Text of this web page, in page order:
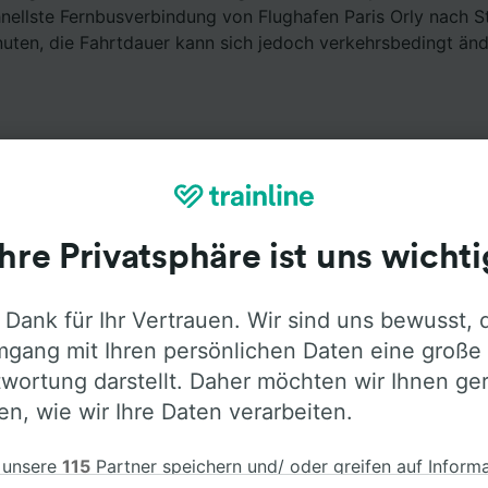
Fernbusverbindung von Flughafen Paris Orly nach
die Fahrtdauer kann sich jedoch verkehrsbedingt
Ausstattung an Bord
Paris Orly nach Straßburg mitFlixbus fahren.
über die Busausstattung der Anbieter zu
Ihre Privatsphäre ist uns
für Ihr Vertrauen. Wir sind uns bewusst,
mit Ihren persönlichen Daten eine große
darstellt. Daher möchten wir Ihnen
wie wir Ihre Daten verarbeiten.
115 Partner speichern und/ oder greifen auf